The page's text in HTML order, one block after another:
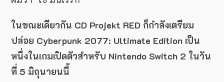
ในขณะเดียวกัน CD Projekt RED ก็กำลังเตรียม
ปล่อย Cyberpunk 2077: Ultimate Edition เป็น
หนึ่งในเกมเปิดตัวสำหรับ Nintendo Switch 2 ในวัน
ที่ 5 มิถุนายนนี้